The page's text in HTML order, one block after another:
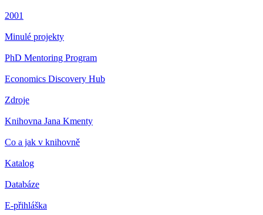
2001
Minulé projekty
PhD Mentoring Program
Economics Discovery Hub
Zdroje
Knihovna Jana Kmenty
Co a jak v knihovně
Katalog
Databáze
E-přihláška